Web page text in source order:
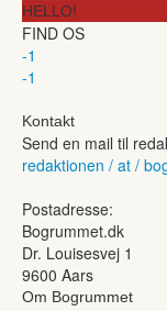
HELLO!
FIND OS
-1
-1
Kontakt
Send en mail til
redaktionen / at /
Postadresse:
Bogrummet.dk
Dr. Louisesvej 1
9600 Aars
Om Bogrummet